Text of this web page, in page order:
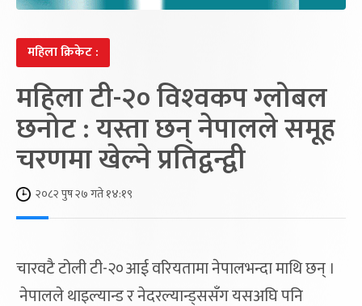
महिला क्रिकेट :
महिला टी-२० विश्‍वकप ग्लोबल
छनोट : यस्ता छन् नेपालले समूह
चरणमा खेल्ने प्रतिद्वन्द्वी
२०८२ पुष २७ गते १४:१९
चारवटै टोली टी-२०आई वरियतामा नेपालभन्दा माथि छन् ।
नेपालले थाइल्यान्ड र नेदरल्यान्ड्ससँग यसअघि पनि